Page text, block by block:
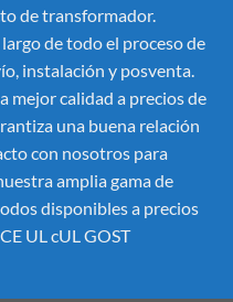
de transformador.
de todo el proceso de
instalación y posventa.
mejor calidad a precios de
una buena relación
con nosotros para
amplia gama de
disponibles a precios
UL cUL GOST